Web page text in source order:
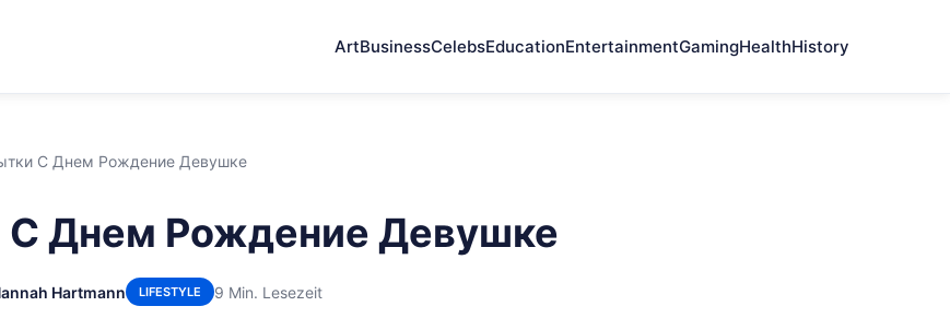
ArtBusinessCelebsEducationEntertainmentGamingHealthHistory
С Днем Рождение Девушке
С Днем Рождение Девушке
Hartmann LIFESTYLE 9 Min. Lesezeit